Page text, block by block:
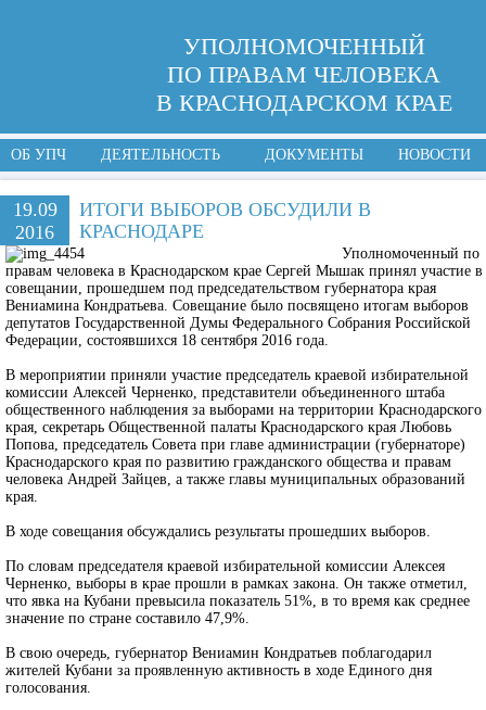
УПОЛНОМОЧЕННЫЙ
ПО ПРАВАМ ЧЕЛОВЕКА
В КРАСНОДАРСКОМ КРАЕ
ОБ УПЧ ДЕЯТЕЛЬНОСТЬ ДОКУМЕНТЫ НОВОСТИ
19.09
2016
ИТОГИ ВЫБОРОВ ОБСУДИЛИ В
КРАСНОДАРЕ
Уполномоченный по
правам человека в Краснодарском крае Сергей Мышак принял участие в
совещании, прошедшем под председательством губернатора края
Вениамина Кондратьева. Совещание было посвящено итогам выборов
депутатов Государственной Думы Федерального Собрания Российской
Федерации, состоявшихся 18 сентября 2016 года.
В мероприятии приняли участие председатель краевой избирательной
комиссии Алексей Черненко, представители объединенного штаба
общественного наблюдения за выборами на территории Краснодарского
края, секретарь Общественной палаты Краснодарского края Любовь
Попова, председатель Совета при главе администрации (губернаторе)
Краснодарского края по развитию гражданского общества и правам
человека Андрей Зайцев, а также главы муниципальных образований
края.
В ходе совещания обсуждались результаты прошедших выборов.
По словам председателя краевой избирательной комиссии Алексея
Черненко, выборы в крае прошли в рамках закона. Он также отметил,
что явка на Кубани превысила показатель 51%, в то время как среднее
значение по стране составило 47,9%.
В свою очередь, губернатор Вениамин Кондратьев поблагодарил
жителей Кубани за проявленную активность в ходе Единого дня
голосования.